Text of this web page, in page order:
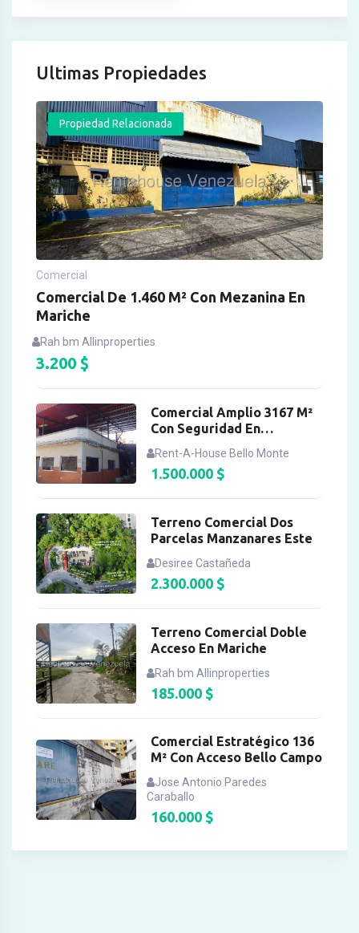
Ultimas Propiedades
Propiedad Relacionada
Comercial
Comercial De 1.460 M² Con Mezanina En
Mariche
Rah bm Allinproperties
3.200 $
Comercial Amplio 3167 M²
Con Seguridad En
Rent-A-House Bello Monte
1.500.000$
Terreno Comercial Dos
Parcelas Manzanares Este
Desiree Castañeda
2.300.000$
Terreno Comercial Doble
Acceso En Mariche
Rah bm Allinproperties
185.000$
Comercial Estratégico 136
M² Con Acceso Bello Campo
Jose Antonio Paredes
Caraballo
160.000$